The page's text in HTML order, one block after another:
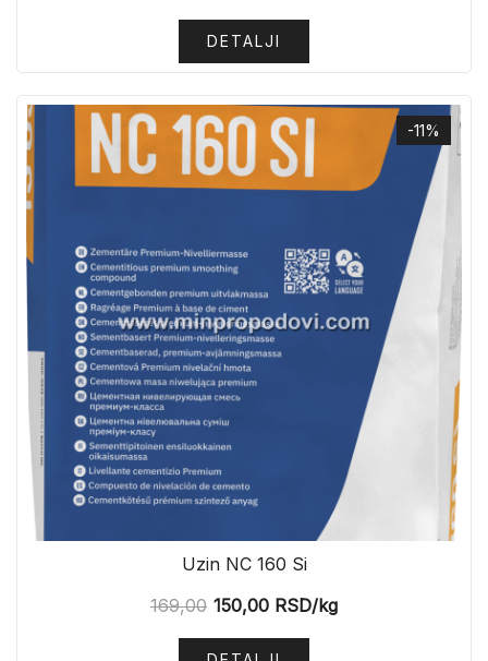
DETALJI
-11%
Uzin NC 160 Si
169,00 150,00 RSD/kg